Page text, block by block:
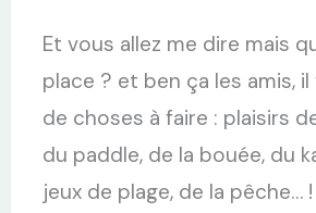
Et vous allez me dire mais
place ? et ben ça les amis,
de choses à faire : plaisirs
du paddle, de la bouée, du
jeux de plage, de la pêche…